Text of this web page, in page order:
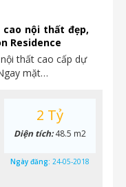
cao nội thất đẹp,
Residence
thất cao cấp dự
mặt…
2 Tỷ
Diện tích:48.5 m2
Ngày đăng: 24-05-2018